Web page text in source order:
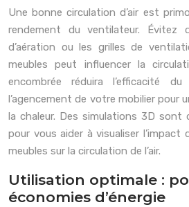
Une bonne circulation d’air est
rendement du ventilateur. Évitez
d’aération ou les grilles de
meubles peut influencer la
encombrée réduira l’efficacité du
l’agencement de votre mobilier pour
la chaleur. Des simulations 3D sont
pour vous aider à visualiser
meubles sur la circulation de l’air.
Utilisation optimale :
économies d’énergie